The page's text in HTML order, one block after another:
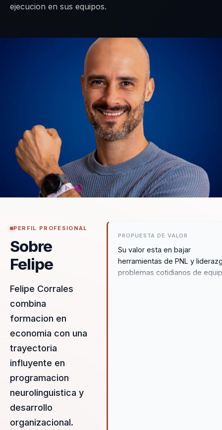
ejecucion en sus equipos.
PERFIL PROFESIONAL
Sobre
Felipe
Felipe Corrales
combina
formacion en
economia con una
trayectoria
influyente en
programacion
neurolinguistica y
desarrollo
organizacional.
PROPUESTA DE VALOR
Su valor esta en bajar
herramientas de PNL y
problemas cotidianos de